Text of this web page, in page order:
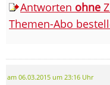
Antworten ohne
Themen-Abo
am 06.03.2015 um 23:16 Uhr